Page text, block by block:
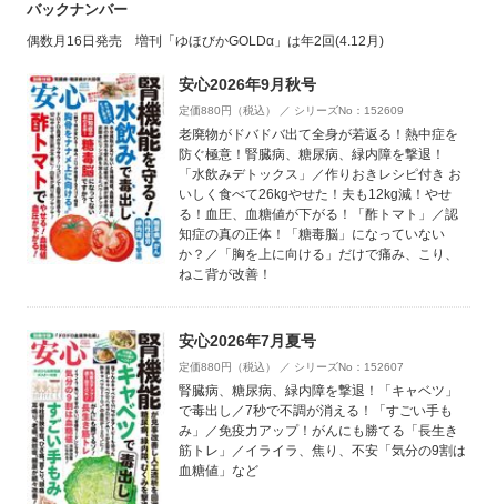
バックナンバー
偶数月16日発売 増刊「ゆほびかGOLDα」は年2回(4.12月)
安心2026年9月秋号
定価880円（税込） ／ シリーズNo：152609
老廃物がドバドバ出て全身が若返る！熱中症を
防ぐ極意！腎臓病、糖尿病、緑内障を撃退！
「水飲みデトックス」／作りおきレシピ付き お
いしく食べて26kgやせた！夫も12kg減！やせ
る！血圧、血糖値が下がる！「酢トマト」／認
知症の真の正体！「糖毒脳」になっていない
か？／「胸を上に向ける」だけで痛み、こり、
ねこ背が改善！
安心2026年7月夏号
定価880円（税込） ／ シリーズNo：152607
腎臓病、糖尿病、緑内障を撃退！「キャベツ」
で毒出し／7秒で不調が消える！「すごい手も
み」／免疫力アップ！がんにも勝てる「長生き
筋トレ」／イライラ、焦り、不安「気分の9割は
血糖値」など